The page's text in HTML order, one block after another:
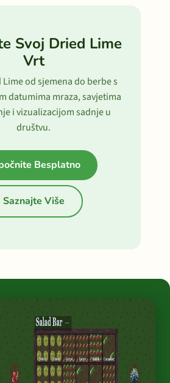
Svoj Dried Lime
Vrt
od sjemena do berbe s
datumima mraza, savjetima
i vizualizacijom sadnje u
društvu.
Besplatno
Saznajte Više